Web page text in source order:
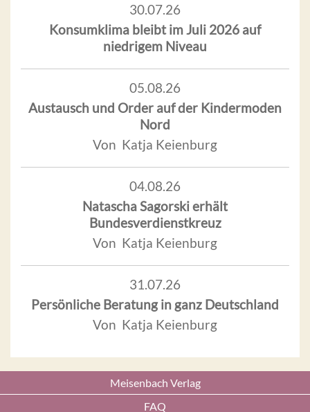
30.07.26
Konsumklima bleibt im Juli 2026 auf
niedrigem Niveau
05.08.26
Austausch und Order auf der Kindermoden
Nord
Von Katja Keienburg
04.08.26
Natascha Sagorski erhält
Bundesverdienstkreuz
Von Katja Keienburg
31.07.26
Persönliche Beratung in ganz Deutschland
Von Katja Keienburg
Meisenbach Verlag
FAQ